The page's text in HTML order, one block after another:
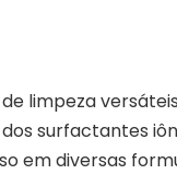
limpeza
surfactantes
em diversas